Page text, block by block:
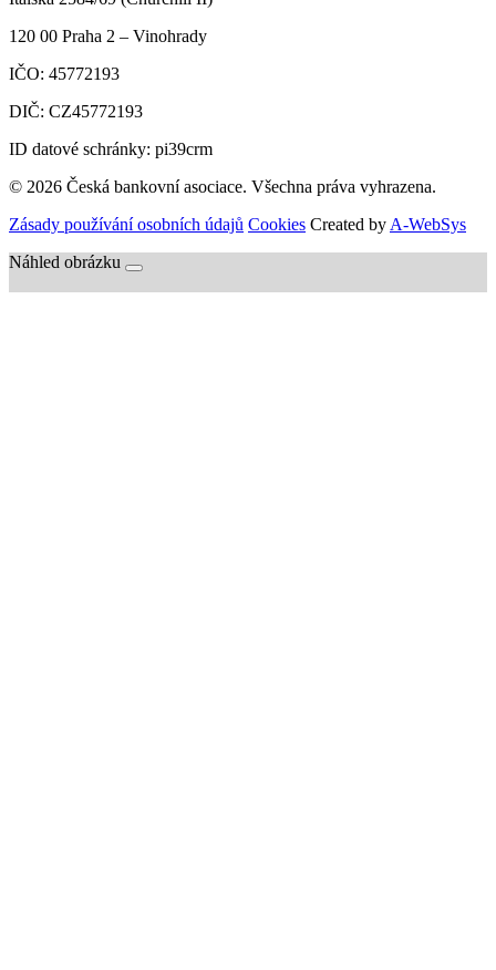
120 00 Praha 2 – Vinohrady
IČO: 45772193
DIČ: CZ45772193
ID datové schránky: pi39crm
© 2026 Česká bankovní asociace. Všechna práva vyhrazena.
Zásady používání osobních údajů Cookies Created by A-WebSys
Náhled obrázku